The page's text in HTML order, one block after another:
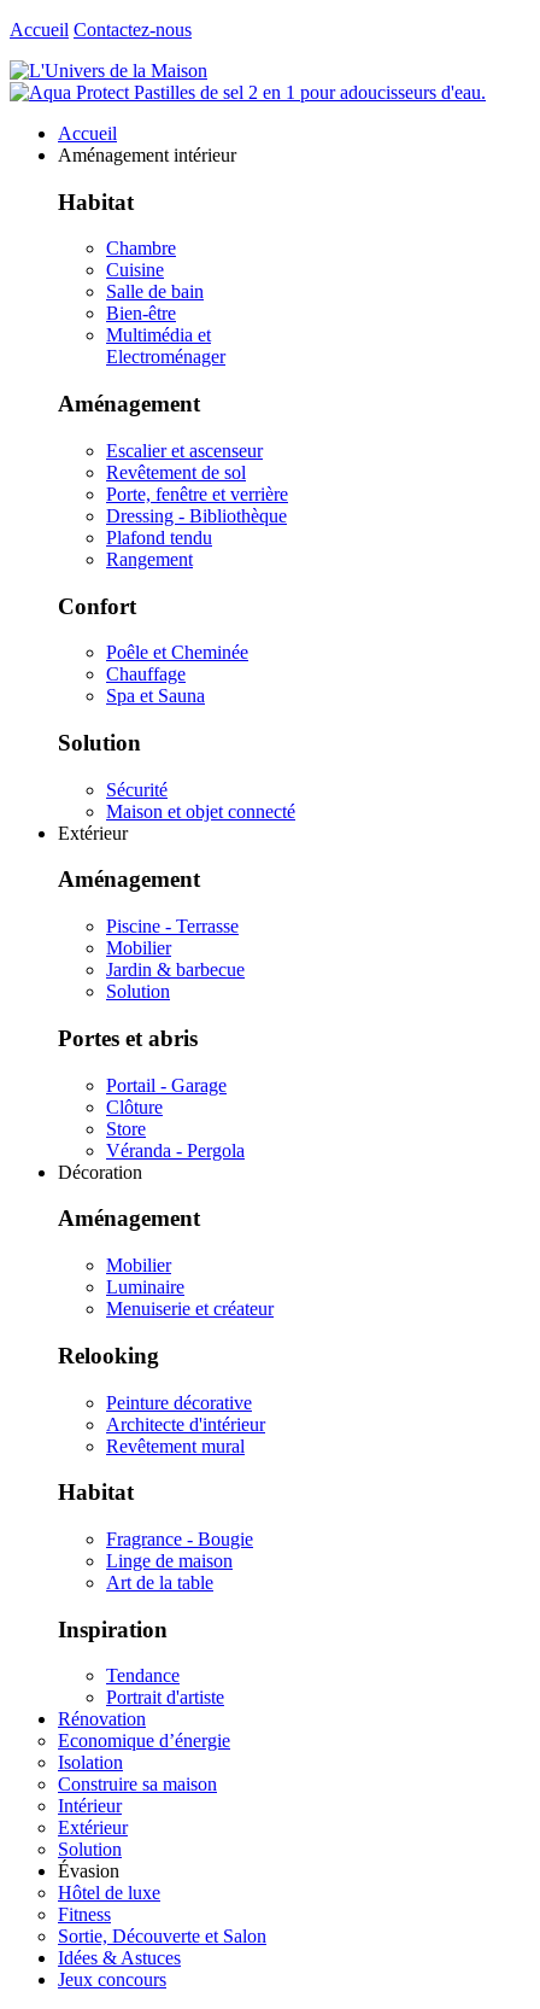
Accueil Contactez-nous
Accueil
Aménagement intérieur
Habitat
Chambre
Cuisine
Salle de bain
Bien-être
Multimédia et
Electroménager
Aménagement
Escalier et ascenseur
Revêtement de sol
Porte, fenêtre et verrière
Dressing - Bibliothèque
Plafond tendu
Rangement
Confort
Poêle et Cheminée
Chauffage
Spa et Sauna
Solution
Sécurité
Maison et objet connecté
Extérieur
Aménagement
Piscine - Terrasse
Mobilier
Jardin & barbecue
Solution
Portes et abris
Portail - Garage
Clôture
Store
Véranda - Pergola
Décoration
Aménagement
Mobilier
Luminaire
Menuiserie et créateur
Relooking
Peinture décorative
Architecte d'intérieur
Revêtement mural
Habitat
Fragrance - Bougie
Linge de maison
Art de la table
Inspiration
Tendance
Portrait d'artiste
Rénovation
Economique d’énergie
Isolation
Construire sa maison
Intérieur
Extérieur
Solution
Évasion
Hôtel de luxe
Fitness
Sortie, Découverte et Salon
Idées & Astuces
Jeux concours